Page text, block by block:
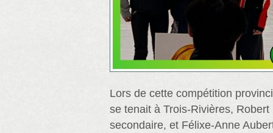
Lors de cette compétition
se tenait à Trois-Rivières,
secondaire, et Félixe-Anne